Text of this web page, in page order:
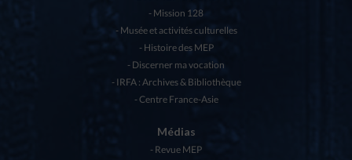
Mission 128
Musée et activités culturelles
Histoire des MEP
Discerner ma vocation
IRFA : Archives & Bibliothèque
Centre France-Asie
Médias
Revue MEP